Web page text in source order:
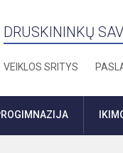
DRUSKININKŲ
VEIKLOS SRITYS